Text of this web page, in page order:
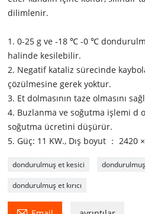
dilimlenir.
1. 0-25 g ve -18 ℃ -0 ℃
halinde kesilebilir.
2. Negatif kataliz sürecinde
çözülmesine gerek yoktur.
3. Et dolmasının taze olmasını
4. Buzlanma ve soğutma işlemi d
soğutma ücretini düşürür.
5. Güç: 11 KW., Dış boyut ： 2420
dondurulmuş et kesici dondurulmuş
dondurulmuş et kırıcı